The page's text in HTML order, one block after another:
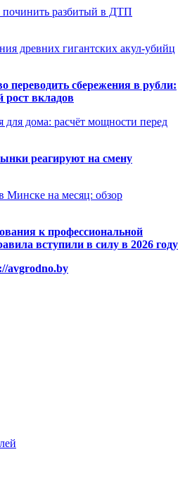
починить разбитый в ДТП
древних гигантских акул-убийц
переводить сбережения в рубли:
рост вкладов
для дома: расчёт мощности перед
реагируют на смену
Минске на месяц: обзор
к профессиональной
вступили в силу в 2026 году
avgrodno.by